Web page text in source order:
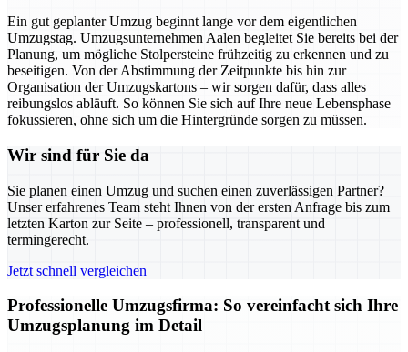
Ein gut geplanter Umzug beginnt lange vor dem eigentlichen
Umzugstag. Umzugsunternehmen Aalen begleitet Sie bereits bei der
Planung, um mögliche Stolpersteine frühzeitig zu erkennen und zu
beseitigen. Von der Abstimmung der Zeitpunkte bis hin zur
Organisation der Umzugskartons – wir sorgen dafür, dass alles
reibungslos abläuft. So können Sie sich auf Ihre neue Lebensphase
fokussieren, ohne sich um die Hintergründe sorgen zu müssen.
Wir sind für Sie da
Sie planen einen Umzug und suchen einen zuverlässigen Partner?
Unser erfahrenes Team steht Ihnen von der ersten Anfrage bis zum
letzten Karton zur Seite – professionell, transparent und
termingerecht.
Jetzt schnell vergleichen
Professionelle Umzugsfirma: So vereinfacht sich Ihre
Umzugsplanung im Detail